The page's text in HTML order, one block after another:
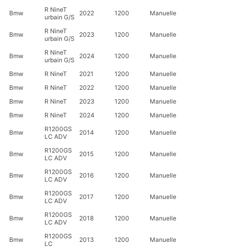
Bmw
R NineT
urbain G/S
2022 1200 Manuelle
Bmw
R NineT
urbain G/S
2023 1200 Manuelle
Bmw
R NineT
urbain G/S
2024 1200 Manuelle
Bmw R NineT 2021 1200
Manuelle
Bmw
R NineT 2022 1200
Manuelle
Bmw
R NineT 2023 1200
Manuelle
Bmw
R NineT 2024 1200 Manuelle
Bmw
R1200GS
LC ADV
2014 1200 Manuelle
Bmw
R1200GS
LC ADV
2015 1200 Manuelle
Bmw
R1200GS
LC ADV
2016 1200 Manuelle
Bmw
R1200GS
LC ADV
2017 1200 Manuelle
Bmw
R1200GS
LC ADV
2018 1200 Manuelle
Bmw
R1200GS
LC
2013 1200 Manuelle